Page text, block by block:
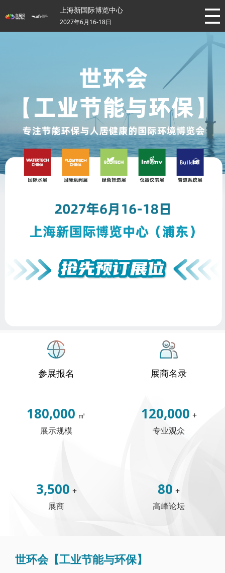
上海新国际博览中心
2027年6月16-18日
参展报名 展商名录
180,000 ㎡
展示规模
120,000 +
专业观众
3,500 +
展商
80 +
高峰论坛
世环会【工业节能与环保】